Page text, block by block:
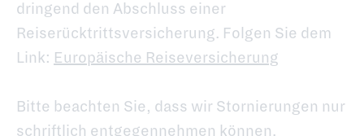
dringend den Abschluss einer
Reiserücktrittsversicherung. Folgen Sie dem
Link: Europäische Reiseversicherung
Bitte beachten Sie, dass wir Stornierungen nur
schriftlich entgegennehmen können.